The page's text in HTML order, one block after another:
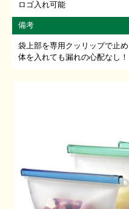
ロゴ入れ可能
備考
袋上部を専用クッリップで止
体を入れても漏れの心配なし！